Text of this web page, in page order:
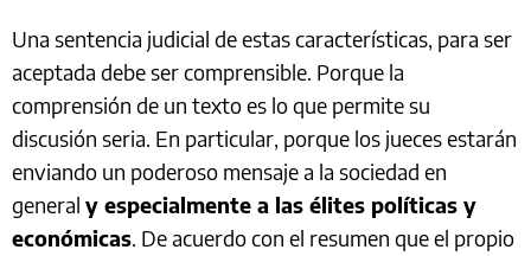
Una sentencia judicial de estas características, para ser
aceptada debe ser comprensible. Porque la
comprensión de un texto es lo que permite su
discusión seria. En particular, porque los jueces estarán
enviando un poderoso mensaje a la sociedad en
general y especialmente a las élites políticas y
económicas. De acuerdo con el resumen que el propio